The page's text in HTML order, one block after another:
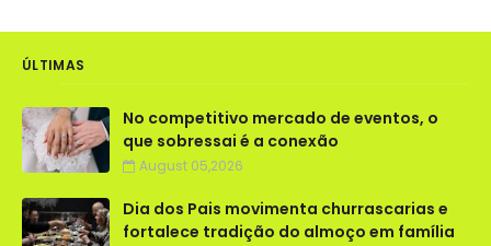
ÚLTIMAS
No competitivo mercado de eventos, o
que sobressai é a conexão
August 05,2026
Dia dos Pais movimenta churrascarias e
fortalece tradição do almoço em família